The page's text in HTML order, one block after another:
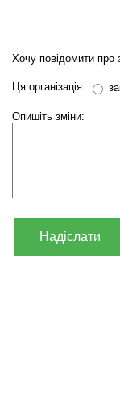
Хочу повідомити про
Ця організація:
Опишіть зміни:
Надіслати